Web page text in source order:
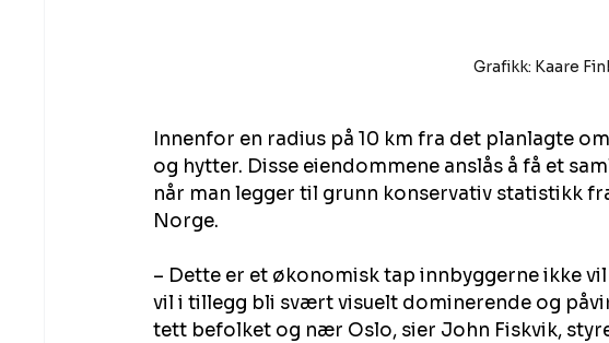
Grafikk: Kaare
Innenfor en radius på 10 km fra det planlagte
og hytter. Disse eiendommene anslås å få et
når man legger til grunn konservativ statistikk
Norge.
– Dette er et økonomisk tap innbyggerne ikke
vil i tillegg bli svært visuelt dominerende og
tett befolket og nær Oslo, sier John Fiskvik,